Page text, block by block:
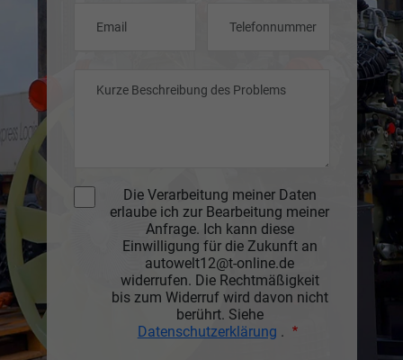
Die Verarbeitung meiner Daten
erlaube ich zur Bearbeitung meiner
Anfrage. Ich kann diese
Einwilligung für die Zukunft an
autowelt12@t-online.de
widerrufen. Die Rechtmäßigkeit
bis zum Widerruf wird davon nicht
berührt. Siehe
Datenschutzerklärung .